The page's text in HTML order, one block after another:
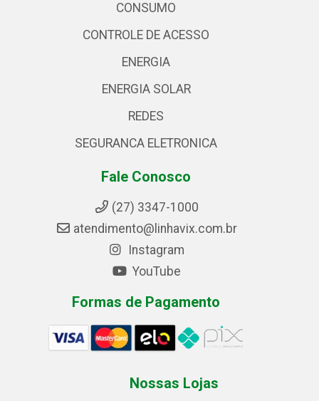
CONSUMO
CONTROLE DE ACESSO
ENERGIA
ENERGIA SOLAR
REDES
SEGURANCA ELETRONICA
Fale Conosco
(27) 3347-1000
atendimento@linhavix.com.br
Instagram
YouTube
Formas de Pagamento
Nossas Lojas